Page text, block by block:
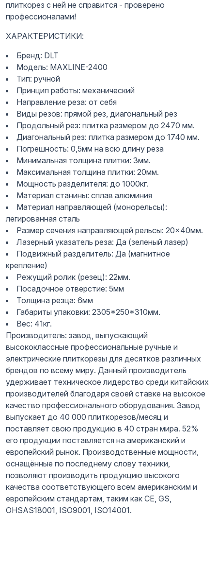
плиткорез с ней не справится - проверено
профессионалами!
ХАРАКТЕРИСТИКИ:
Бренд: DLT
Модель: MAXLINE-2400
Тип: ручной
Принцип работы: механический
Направление реза: от себя
Виды резов: прямой рез, диагональный рез
Продольный рез: плитка размером до 2470 мм.
Диагональный рез: плитка размером до 1740 мм.
Погрешность: 0,5мм на всю длину реза
Минимальная толщина плитки: 3мм.
Максимальная толщина плитки: 20мм.
Мощность разделителя: до 1000кг.
Материал станины: сплав алюминия
Материал направляющей (монорельсы):
легированная сталь
Размер сечения направляющей рельсы: 20×40мм.
Лазерный указатель реза: Да (зеленый лазер)
Подвижный разделитель: Да (магнитное
крепление)
Режущий ролик (резец): 22мм.
Посадочное отверстие: 5мм
Толщина резца: 6мм
Габариты упаковки: 2305*250*310мм.
Вес: 41кг.
Производитель: завод, выпускающий
высококлассные профессиональные ручные и
электрические плиткорезы для десятков различных
брендов по всему миру. Данный производитель
удерживает техническое лидерство среди китайских
производителей благодаря своей ставке на высокое
качество профессионального оборудования. Завод
выпускает до 40 000 плиткорезов/месяц и
поставляет свою продукцию в 40 стран мира. 52%
его продукции поставляется на американский и
европейский рынок. Производственные мощности,
оснащённые по последнему слову техники,
позволяют производить продукцию высокого
качества соответствующего всем американским и
европейским стандартам, таким как CE, GS,
OHSAS18001, ISO9001, ISO14001.